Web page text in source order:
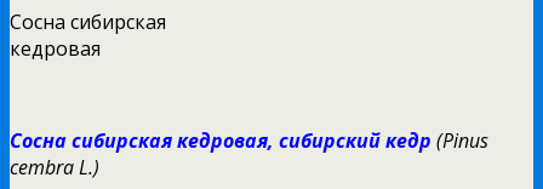
Сосна сибирская
кедровая
Сосна сибирская кедровая, сибирский кедр (Pinus
cembra L.)